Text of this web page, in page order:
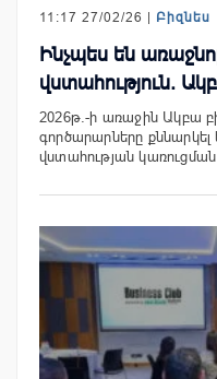
11:17 27/02/26 | Բիզնես
Ինչպես են
վստահություն.
2026թ.-ի առաջին Ակբա
գործարարները քննարկել
վստահության